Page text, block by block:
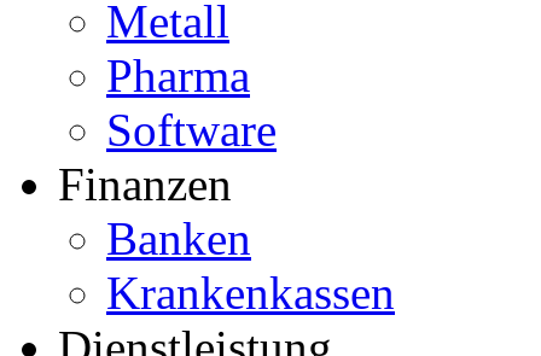
Metall
Pharma
Software
Finanzen
Banken
Krankenkassen